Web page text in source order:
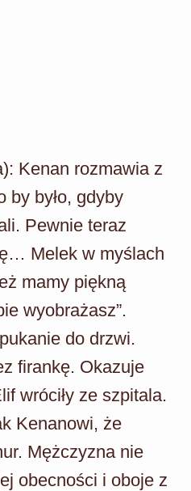
Kenan rozmawia z
by było, gdyby
Pewnie teraz
Melek w myślach
mamy piękną
wyobrażasz”.
do drzwi.
firankę. Okazuje
wróciły ze szpitala.
Kenanowi, że
Mężczyzna nie
obecności i oboje z